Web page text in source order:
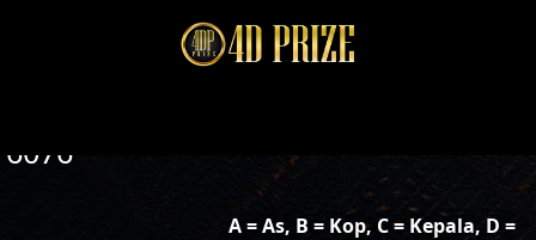
6076
A = As, B = Kop, C = Kepala, D =